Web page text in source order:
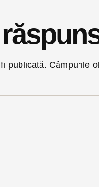
publicată. Câmpurile